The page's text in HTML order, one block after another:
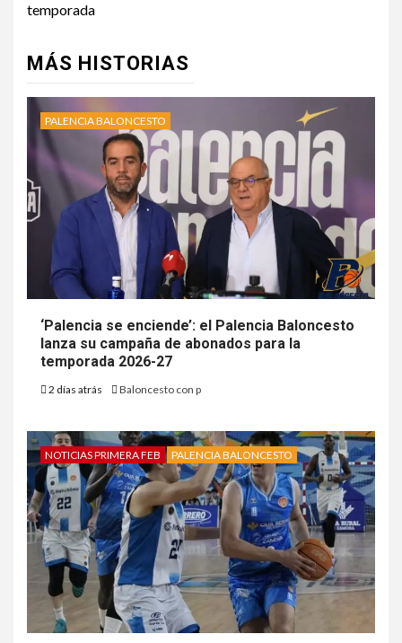
temporada
MÁS HISTORIAS
PALENCIA BALONCESTO
‘Palencia se enciende’: el Palencia Baloncesto
lanza su campaña de abonados para la
temporada 2026-27
2 días atrás Baloncesto con p
NOTICIAS PRIMERA FEB PALENCIA BALONCESTO